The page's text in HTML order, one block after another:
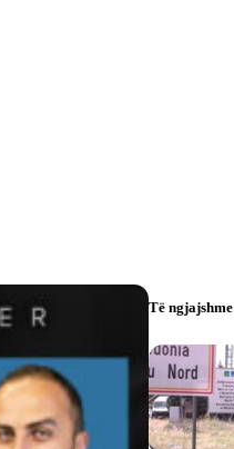
Të ngjajshme